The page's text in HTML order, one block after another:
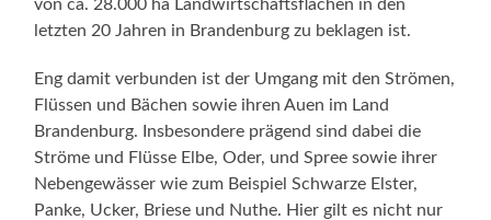
von ca. 28.000 ha Landwirtschaftsflächen in den
letzten 20 Jahren in Brandenburg zu beklagen ist.
Eng damit verbunden ist der Umgang mit den Strömen,
Flüssen und Bächen sowie ihren Auen im Land
Brandenburg. Insbesondere prägend sind dabei die
Ströme und Flüsse Elbe, Oder, und Spree sowie ihrer
Nebengewässer wie zum Beispiel Schwarze Elster,
Panke, Ucker, Briese und Nuthe. Hier gilt es nicht nur